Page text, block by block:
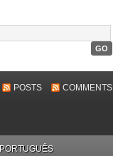
POSTS COMMENTS
PORTUGUÊS